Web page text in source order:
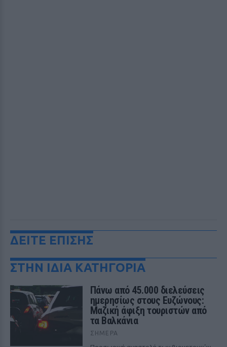
ΔΕΙΤΕ ΕΠΙΣΗΣ
ΣΤΗΝ ΙΔΙΑ ΚΑΤΗΓΟΡΙΑ
Πάνω από 45.000 διελεύσεις
ημερησίως στους Ευζώνους:
Μαζική άφιξη τουριστών από
τα Βαλκάνια
ΣΉΜΕΡΑ